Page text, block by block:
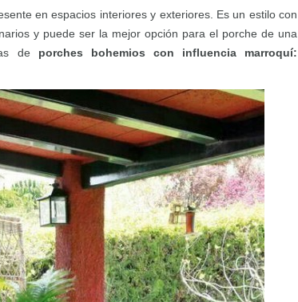
en espacios interiores y exteriores. Es un estilo con
y puede ser la mejor opción para el porche de una
de porches bohemios con influencia marroquí: